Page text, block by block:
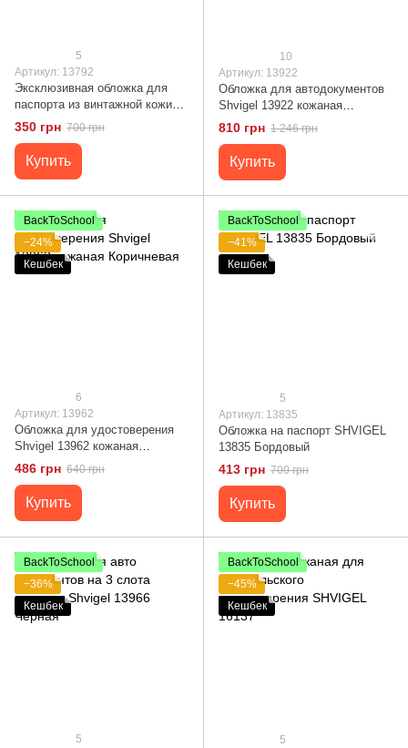
5
Артикул: 13792
Эксклюзивная обложка для
паспорта из винтажной кожи
SHVIGEL 13792 Красная
350 грн 700 грн
Купить
10
Артикул: 13922
Обложка для автодокументов
Shvigel 13922 кожаная
Коричневая
810 грн 1 246 грн
Купить
BackToSchool
−24%
Кешбек
6
Артикул: 13962
Обложка для удостоверения
Shvigel 13962 кожаная
Коричневая
486 грн 640 грн
Купить
BackToSchool
−41%
Кешбек
5
Артикул: 13835
Обложка на паспорт SHVIGEL
13835 Бордовый
413 грн 700 грн
Купить
BackToSchool
−36%
Кешбек
5
BackToSchool
−45%
Кешбек
5